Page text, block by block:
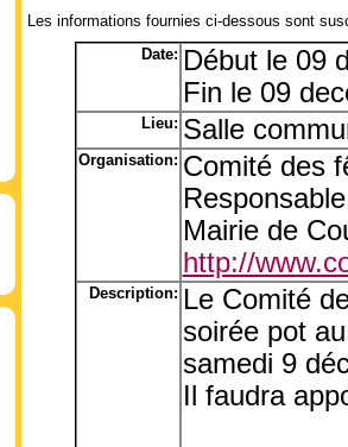
Les informations fournies ci-dessous sont
Date: Début le 09
Fin le 09
Lieu: Salle
Organisation: Comité des
Mairie de
http://
Description: Le Comité
soirée pot
samedi 9
Il faudra